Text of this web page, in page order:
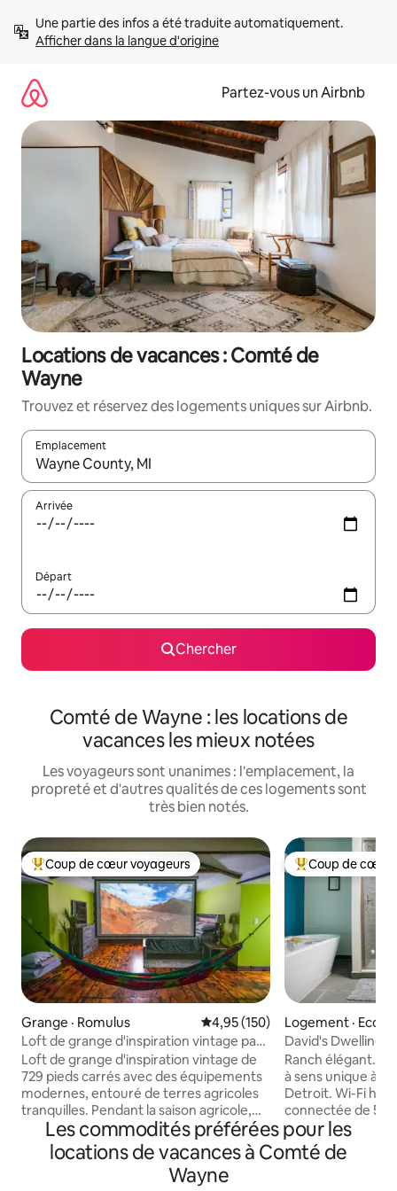
directement
Afficher dans la langue d'origine
Partez-vous un Airbnb
Locations de vacances : Comté de
Wayne
Trouvez et réservez des logements uniques sur Airbnb.
Emplacement
Quand les résultats sont affichés, parcourez-les en utilisant
Arrivée
Départ
Chercher
Comté de Wayne : les locations de
vacances les mieux notées
Les voyageurs sont unanimes : l'emplacement, la
propreté et d'autres qualités de ces logements sont
très bien notés.
Coup de cœur voyageurs parmi les plus aimés
Coup de cœur voyageurs
Grange · Romulus Note moyenne de 4,95 sur 5,
4,95 (150)
Loft de grange d'inspiration vintage par
Maison De LeMade
Loft de grange d'inspiration vintage de
729 pieds carrés avec des équipements
modernes, entouré de terres agricoles
tranquilles. Pendant la saison agricole,
vous pouvez vous promener dans les
champs et cueillir des tomates, des
haricots, du maïs, des poivrons, des
tomates, etc. ou à un demi-mille se
Coup de cœur
Coup de cœur
Logement ·
David's Dwelling :
spa, bar complet !
Ranch élégant.
à sens unique à
Detroit. Wi-Fi haut débit et télévision
connectée de 55
de type spa,
lumières
personnes, haut-
Les commodités préférées pour les
locations de vacances à Comté de
Wayne